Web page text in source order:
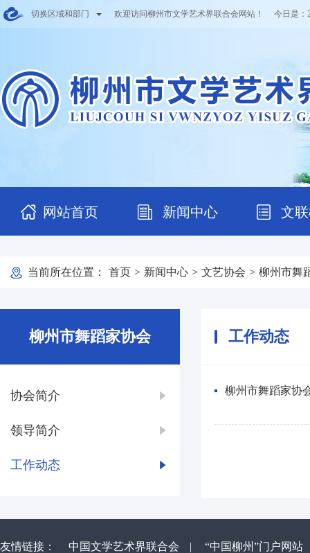
切换区域和部门 欢迎访问柳州市文学艺术界联合会网站！ 今日是：
网站首页 新闻中心 文
当前所在位置： 首页 > 新闻中心 > 文艺协会 > 柳州市舞
柳州市舞蹈家协会
协会简介
领导简介
工作动态
工作动态
柳州市舞蹈家协
友情链接： 中国文学艺术界联合会 | “中国柳州”门户网站